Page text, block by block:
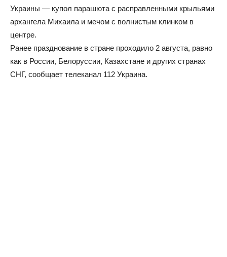
Украины — купол парашюта с расправленными крыльями
архангела Михаила и мечом с волнистым клинком в
центре.
Ранее празднование в стране проходило 2 августа, равно
как в России, Белоруссии, Казахстане и других странах
СНГ, сообщает телеканал 112 Украина.